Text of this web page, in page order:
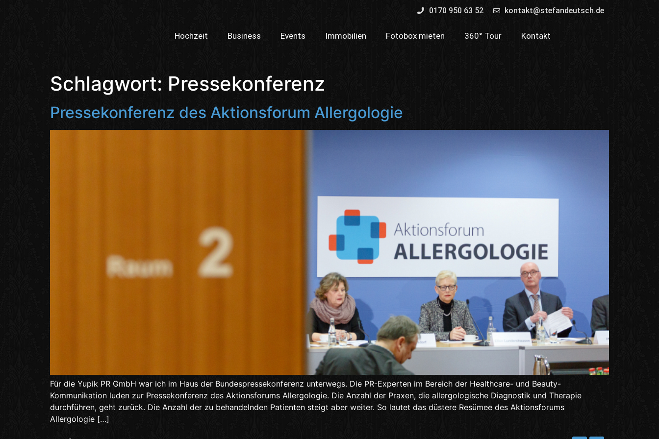
0170 950 63 52 kontakt@stefandeutsch.de
Hochzeit Business Events Immobilien Fotobox mieten 360° Tour Kontakt
Schlagwort: Pressekonferenz
Pressekonferenz des Aktionsforum Allergologie
Für die Yupik PR GmbH war ich im Haus der Bundespressekonferenz unterwegs. Die PR-Experten im Bereich der Healthcare- und Beauty-
Kommunikation luden zur Pressekonferenz des Aktionsforums Allergologie. Die Anzahl der Praxen, die allergologische Diagnostik und Therapie
durchführen, geht zurück. Die Anzahl der zu behandelnden Patienten steigt aber weiter. So lautet das düstere Resümee des Aktionsforums
Allergologie […]